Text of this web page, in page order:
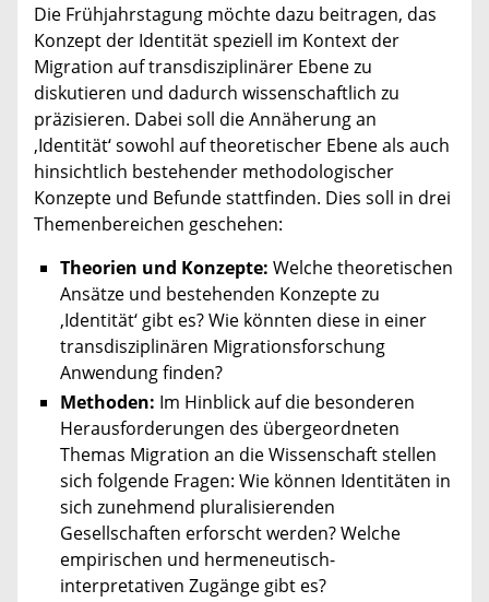
Die Frühjahrstagung möchte dazu beitragen, das
Konzept der Identität speziell im Kontext der
Migration auf transdisziplinärer Ebene zu
diskutieren und dadurch wissenschaftlich zu
präzisieren. Dabei soll die Annäherung an
‚Identität‘ sowohl auf theoretischer Ebene als auch
hinsichtlich bestehender methodologischer
Konzepte und Befunde stattfinden. Dies soll in drei
Themenbereichen geschehen:
Theorien und Konzepte: Welche theoretischen
Ansätze und bestehenden Konzepte zu
‚Identität‘ gibt es? Wie könnten diese in einer
transdisziplinären Migrationsforschung
Anwendung finden?
Methoden: Im Hinblick auf die besonderen
Herausforderungen des übergeordneten
Themas Migration an die Wissenschaft stellen
sich folgende Fragen: Wie können Identitäten in
sich zunehmend pluralisierenden
Gesellschaften erforscht werden? Welche
empirischen und hermeneutisch-
interpretativen Zugänge gibt es?